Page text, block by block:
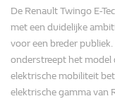
De Renault Twingo E-
met een duidelijke
voor een breder
onderstreept het model
elektrische mobiliteit
elektrische gamma van